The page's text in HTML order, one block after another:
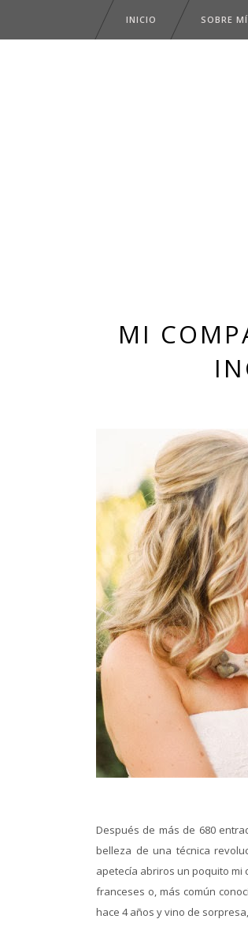
INICIO SOBRE MÍ
MI
Después de más de 680
belleza de una técnica
apetecía abriros un poquito mi
franceses o, más común
hace 4 años y vino de